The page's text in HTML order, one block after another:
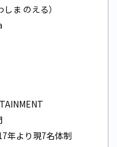
ま のえる）
年より現7名体制